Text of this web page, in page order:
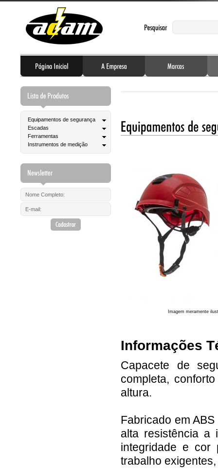
Equipamentos de segurança
Escadas
Ferramentas
Instrumentos de medição
Imagem meramente
Informações
Capacete de
completa,
altura.
Fabricado em
alta resistência a
integridade e cor
trabalho